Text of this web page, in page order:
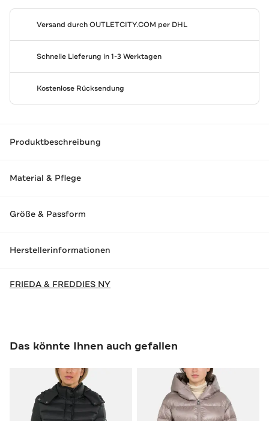
Versand durchOUTLETCITY.COM per DHL
Schnelle Lieferung in 1-3 Werktagen
Kostenlose Rücksendung
Produktbeschreibung
Material & Pflege
Größe & Passform
Herstellerinformationen
FRIEDA & FREDDIES NY
Das könnte Ihnen auch gefallen